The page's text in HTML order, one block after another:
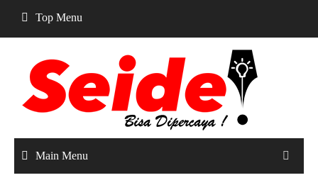
content
Top Menu
Main Menu